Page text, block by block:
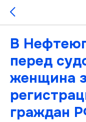
В
перед
женщина
граждан